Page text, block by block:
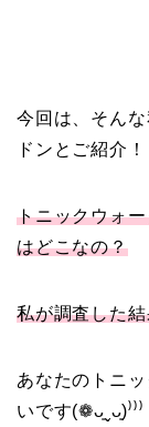
今回は、そん
ドンとご紹介！
トニックウォ
はどこなの？
私が調査した
あなたのトニ
いです(❁ᴗ͈ˬᴗ͈)⁾⁾⁾